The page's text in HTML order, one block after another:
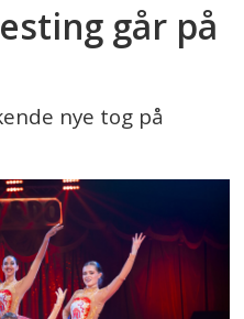
går på
nye tog på